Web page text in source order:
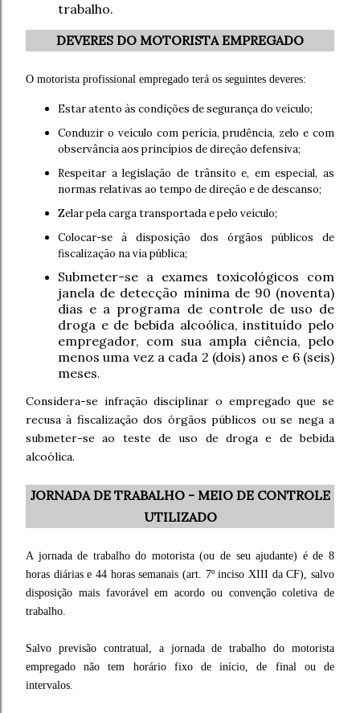
trabalho.
DEVERES DO MOTORISTA EMPREGADO
O motorista profissional empregado terá os seguintes deveres:
Estar atento às condições de segurança do veículo;
Conduzir o veículo com perícia, prudência, zelo e com
observância aos princípios de direção defensiva;
Respeitar a legislação de trânsito e, em especial, as
normas relativas ao tempo de direção e de descanso;
Zelar pela carga transportada e pelo veículo;
Colocar-se à disposição dos órgãos públicos de
fiscalização na via pública;
Submeter-se a exames toxicológicos com
janela de detecção mínima de 90 (noventa)
dias e a programa de controle de uso de
droga e de bebida alcoólica, instituído pelo
empregador, com sua ampla ciência, pelo
menos uma vez a cada 2 (dois) anos e 6 (seis)
meses.
Considera-se infração disciplinar o empregado que se
recusa à fiscalização dos órgãos públicos ou se nega a
submeter-se ao teste de uso de droga e de bebida
alcoólica.
JORNADA DE TRABALHO - MEIO DE CONTROLE
UTILIZADO
A jornada de trabalho do motorista (ou de seu ajudante) é de 8
horas diárias e 44 horas semanais (art. 7º inciso XIII da CF), salvo
disposição mais favorável em acordo ou convenção coletiva de
trabalho.
Salvo previsão contratual, a jornada de trabalho do motorista
empregado não tem horário fixo de início, de final ou de
intervalos.